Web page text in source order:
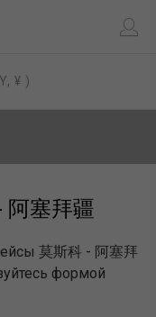
¥ )
阿塞拜疆
莫斯科 - 阿塞拜
формой